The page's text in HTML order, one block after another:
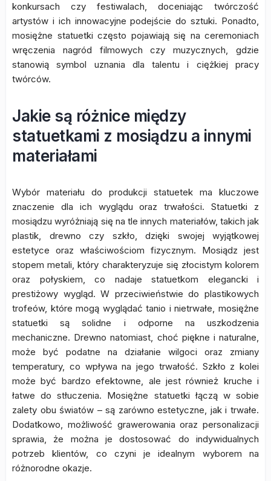
konkursach czy festiwalach, doceniając twórczość
artystów i ich innowacyjne podejście do sztuki. Ponadto,
mosiężne statuetki często pojawiają się na ceremoniach
wręczenia nagród filmowych czy muzycznych, gdzie
stanowią symbol uznania dla talentu i ciężkiej pracy
twórców.
Jakie są różnice między
statuetkami z mosiądzu a innymi
materiałami
Wybór materiału do produkcji statuetek ma kluczowe
znaczenie dla ich wyglądu oraz trwałości. Statuetki z
mosiądzu wyróżniają się na tle innych materiałów, takich jak
plastik, drewno czy szkło, dzięki swojej wyjątkowej
estetyce oraz właściwościom fizycznym. Mosiądz jest
stopem metali, który charakteryzuje się złocistym kolorem
oraz połyskiem, co nadaje statuetkom elegancki i
prestiżowy wygląd. W przeciwieństwie do plastikowych
trofeów, które mogą wyglądać tanio i nietrwałe, mosiężne
statuetki są solidne i odporne na uszkodzenia
mechaniczne. Drewno natomiast, choć piękne i naturalne,
może być podatne na działanie wilgoci oraz zmiany
temperatury, co wpływa na jego trwałość. Szkło z kolei
może być bardzo efektowne, ale jest również kruche i
łatwe do stłuczenia. Mosiężne statuetki łączą w sobie
zalety obu światów – są zarówno estetyczne, jak i trwałe.
Dodatkowo, możliwość grawerowania oraz personalizacji
sprawia, że można je dostosować do indywidualnych
potrzeb klientów, co czyni je idealnym wyborem na
różnorodne okazje.